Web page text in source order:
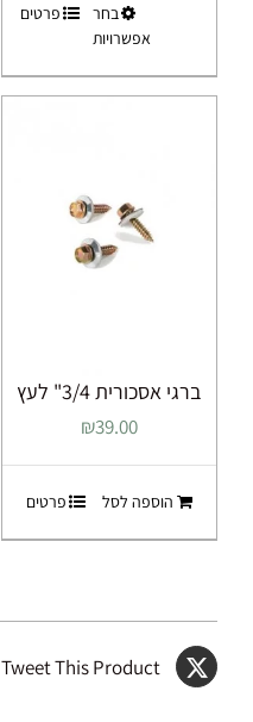
עד
בחר
אפשרויות
למוצר
זה
יש
מספר
את
האפשרויות
בעמוד
פרטים
ברגי אסכורית 3/4" לעץ
₪39.00
הוספה לסל פרטים
Tweet This Product